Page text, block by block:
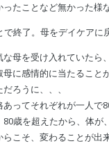
たことなど無かった様な
終了。母をデイケアに
母を受け入れていたら
に感情的に当たること
ろうに、、、
ってそれぞれが一人で
歳を超えたから、体が
こそ、変わることが出